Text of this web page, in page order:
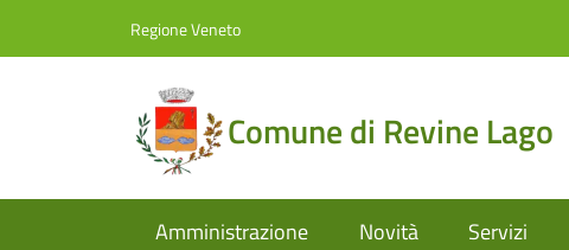
Regione Veneto
Comune di Revine Lago
Amministrazione Novità Servizi